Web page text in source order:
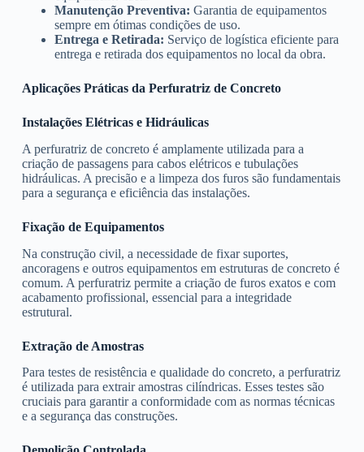
Manutenção Preventiva: Garantia de equipamentos
sempre em ótimas condições de uso.
Entrega e Retirada: Serviço de logística eficiente para
entrega e retirada dos equipamentos no local da obra.
Aplicações Práticas da Perfuratriz de Concreto
Instalações Elétricas e Hidráulicas
A perfuratriz de concreto é amplamente utilizada para a
criação de passagens para cabos elétricos e tubulações
hidráulicas. A precisão e a limpeza dos furos são fundamentais
para a segurança e eficiência das instalações.
Fixação de Equipamentos
Na construção civil, a necessidade de fixar suportes,
ancoragens e outros equipamentos em estruturas de concreto é
comum. A perfuratriz permite a criação de furos exatos e com
acabamento profissional, essencial para a integridade
estrutural.
Extração de Amostras
Para testes de resistência e qualidade do concreto, a perfuratriz
é utilizada para extrair amostras cilíndricas. Esses testes são
cruciais para garantir a conformidade com as normas técnicas
e a segurança das construções.